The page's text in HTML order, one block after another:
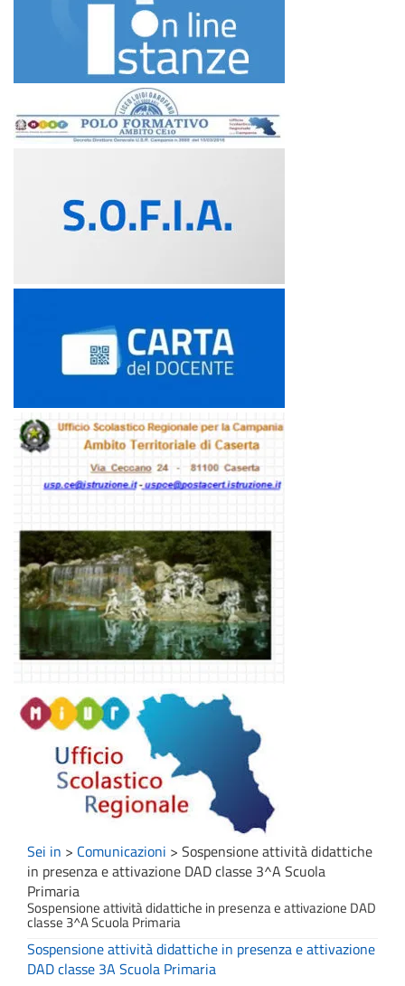
Sei in > Comunicazioni > Sospensione attività didattiche
in presenza e attivazione DAD classe 3^A Scuola
Primaria
Sospensione attività didattiche in presenza e attivazione DAD
classe 3^A Scuola Primaria
Sospensione attività didattiche in presenza e attivazione
DAD classe 3A Scuola Primaria